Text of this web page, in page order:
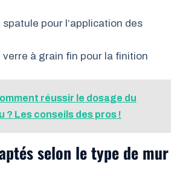
pour l’application des
verre à grain fin pour la finition
réussir le dosage du
? Les conseils des pros !
selon le type de mur